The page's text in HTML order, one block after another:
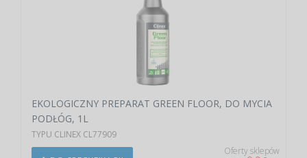
EKOLOGICZNY PREPARAT GREEN FLOOR, DO MYCIA
PODŁÓG, 1L
TYPU CLINEX CL77909
Oferty sklepów